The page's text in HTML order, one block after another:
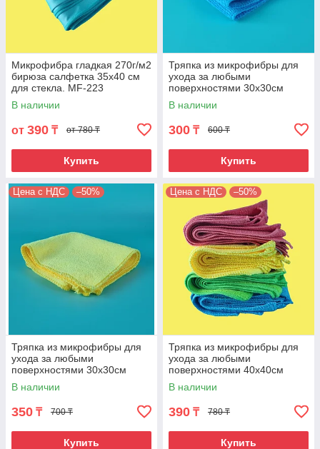
Микрофибра гладкая 270г/м2
бирюза салфетка 35х40 см
для стекла. MF-223
В наличии
от 390 ₸ от 780 ₸
Купить
Тряпка из микрофибры для
ухода за любыми
поверхностями 30х30см
320гр/м2. Цвет синий. MF-
280
В наличии
300 ₸ 600 ₸
Купить
Цена с НДС –50%
Тряпка из микрофибры для
ухода за любыми
поверхностями 30х30см
320гр/м2
В наличии
350 ₸ 700 ₸
Купить
Цена с НДС –50%
Тряпка из микрофибры для
ухода за любыми
поверхностями 40х40см
320гр/м2. Цвет зеленый. MF-
241
В наличии
390 ₸ 780 ₸
Купить